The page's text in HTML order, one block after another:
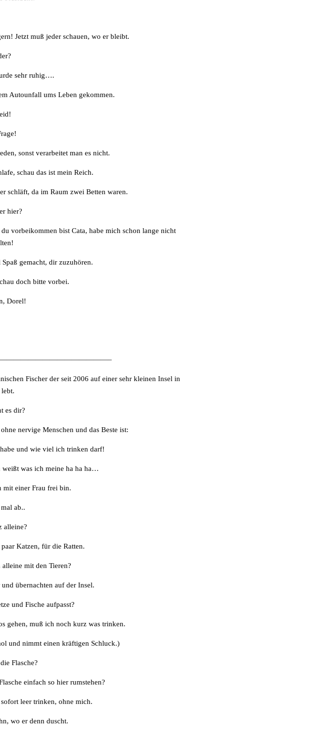
Jetzt muß jeder schauen, wo er bleibt.
sehr ruhig….
Autounfall ums Leben gekommen.
sonst verarbeitet man es nicht.
schau das ist mein Reich.
schläft, da im Raum zwei Betten waren.
hier?
vorbeikommen bist Cata, habe mich schon lange nicht
gemacht, dir zuzuhören.
doch bitte vorbei.
Dorel!
Fischer der seit 2006 auf einer sehr kleinen Insel in
es dir?
nervige Menschen und das Beste ist:
und wie viel ich trinken darf!
was ich meine ha ha ha…
mit einer Frau frei bin.
ab..
alleine?
Katzen, für die Ratten.
mit den Tieren?
übernachten auf der Insel.
und Fische aufpasst?
gehen, muß ich noch kurz was trinken.
und nimmt einen kräftigen Schluck.)
Flasche?
einfach so hier rumstehen?
leer trinken, ohne mich.
wo er denn duscht.